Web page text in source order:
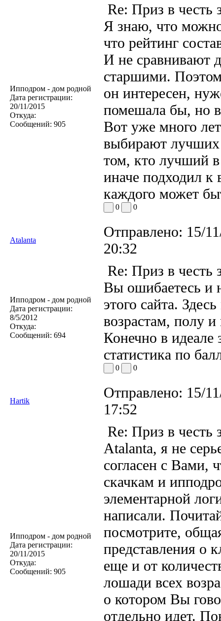
Ипподром - дом родной
Дата регистрации:
20/11/2015
Откуда:
Сообщений: 905
Re: Приз в честь
Я знаю, что
что рейтинг
И не сравнивают
старшими.
он интересен,
помешала бы, но
Вот уже много
выбирают лучших
том, кто лучший
иначе подходил
каждого может
0 0
Atalanta
Отправлено: 15/
20:32
Ипподром - дом родной
Дата регистрации:
8/5/2012
Откуда:
Сообщений: 694
Re: Приз в честь
Вы ошибаетесь и
этого сайта.
возрастам, полу
Конечно в идеале
статистика по
0 0
Hartik
Отправлено: 15/
17:52
Ипподром - дом родной
Дата регистрации:
20/11/2015
Откуда:
Сообщений: 905
Re: Приз в честь
Atalanta, я не
согласен с Вами,
скачкам и
элементарной
написали.
посмотрите,
представления о
еще и от
лошади всех
о котором Вы
отдельно идет.